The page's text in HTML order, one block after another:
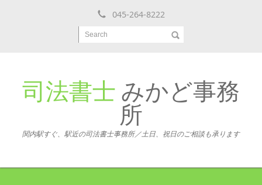
045-264-8222
Search
司法書士 みかど事務
所
関内駅すぐ、駅近の司法書士事務所／土日、祝日のご相談も承ります